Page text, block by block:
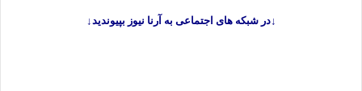
↓در شبکه های اجتماعی به آرنا نیوز بپیوندید↓